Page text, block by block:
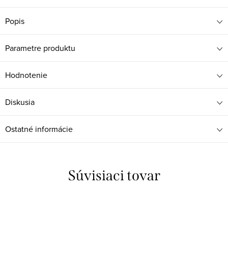
Popis
Parametre produktu
Hodnotenie
Diskusia
Ostatné informácie
Súvisiaci tovar